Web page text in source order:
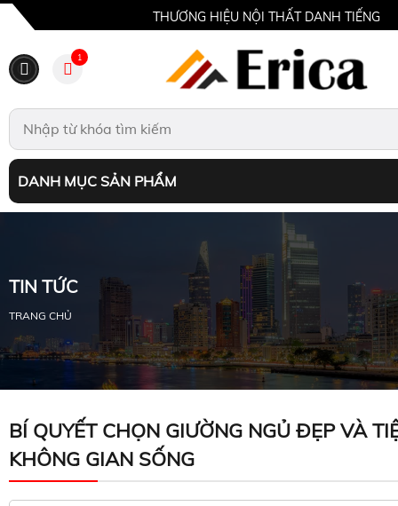
THƯƠNG HIỆU NỘI THẤT DANH TIẾNG
1
DANH MỤC SẢN PHẨM
TIN TỨC
TRANG CHỦ
BÍ QUYẾT CHỌN GIƯỜNG NGỦ ĐẸP VÀ
KHÔNG GIAN SỐNG